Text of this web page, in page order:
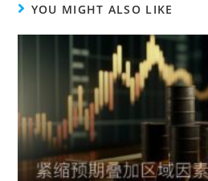
YOU MIGHT ALSO LIKE